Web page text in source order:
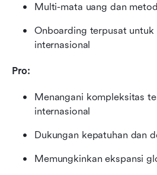
Multi-mata uang dan
Onboarding terpusat untuk
internasional
Pro:
Menangani kompleksitas
internasional
Dukungan kepatuhan dan
Memungkinkan ekspansi